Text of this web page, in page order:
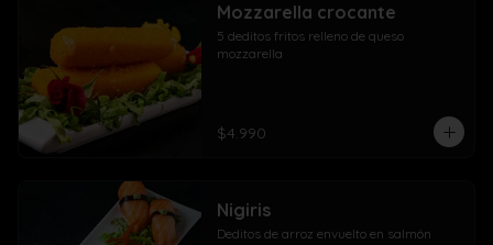
Mozzarella crocante
5 deditos fritos relleno de queso
mozzarella
$4.990
Nigiris
Deditos de arroz envuelto en salmón